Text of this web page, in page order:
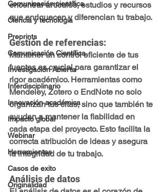
Comunicación científica
Ciencia y tecnología
Preprints
Comunicación Científica
Investigación Abierta
Interdisciplinario
Innovación académica
Impacto global
Webinar
Herramientas
Casos de exito
Originalidad
encontrar artículos, estudios y recursos
que enriquecen y diferencian tu trabajo.
Gestión de referencias:
Mantener un control eficiente de tus
fuentes es crucial para garantizar el
rigor académico. Herramientas como
Mendeley, Zotero o EndNote no solo
organizan tus citas, sino que también te
ayudan a mantener la fiabilidad en
cada etapa del proyecto. Esto facilita la
correcta atribución de ideas y asegura
la integridad de tu trabajo.
Análisis de datos